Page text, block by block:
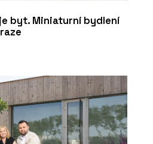
byt. Miniaturní bydlení